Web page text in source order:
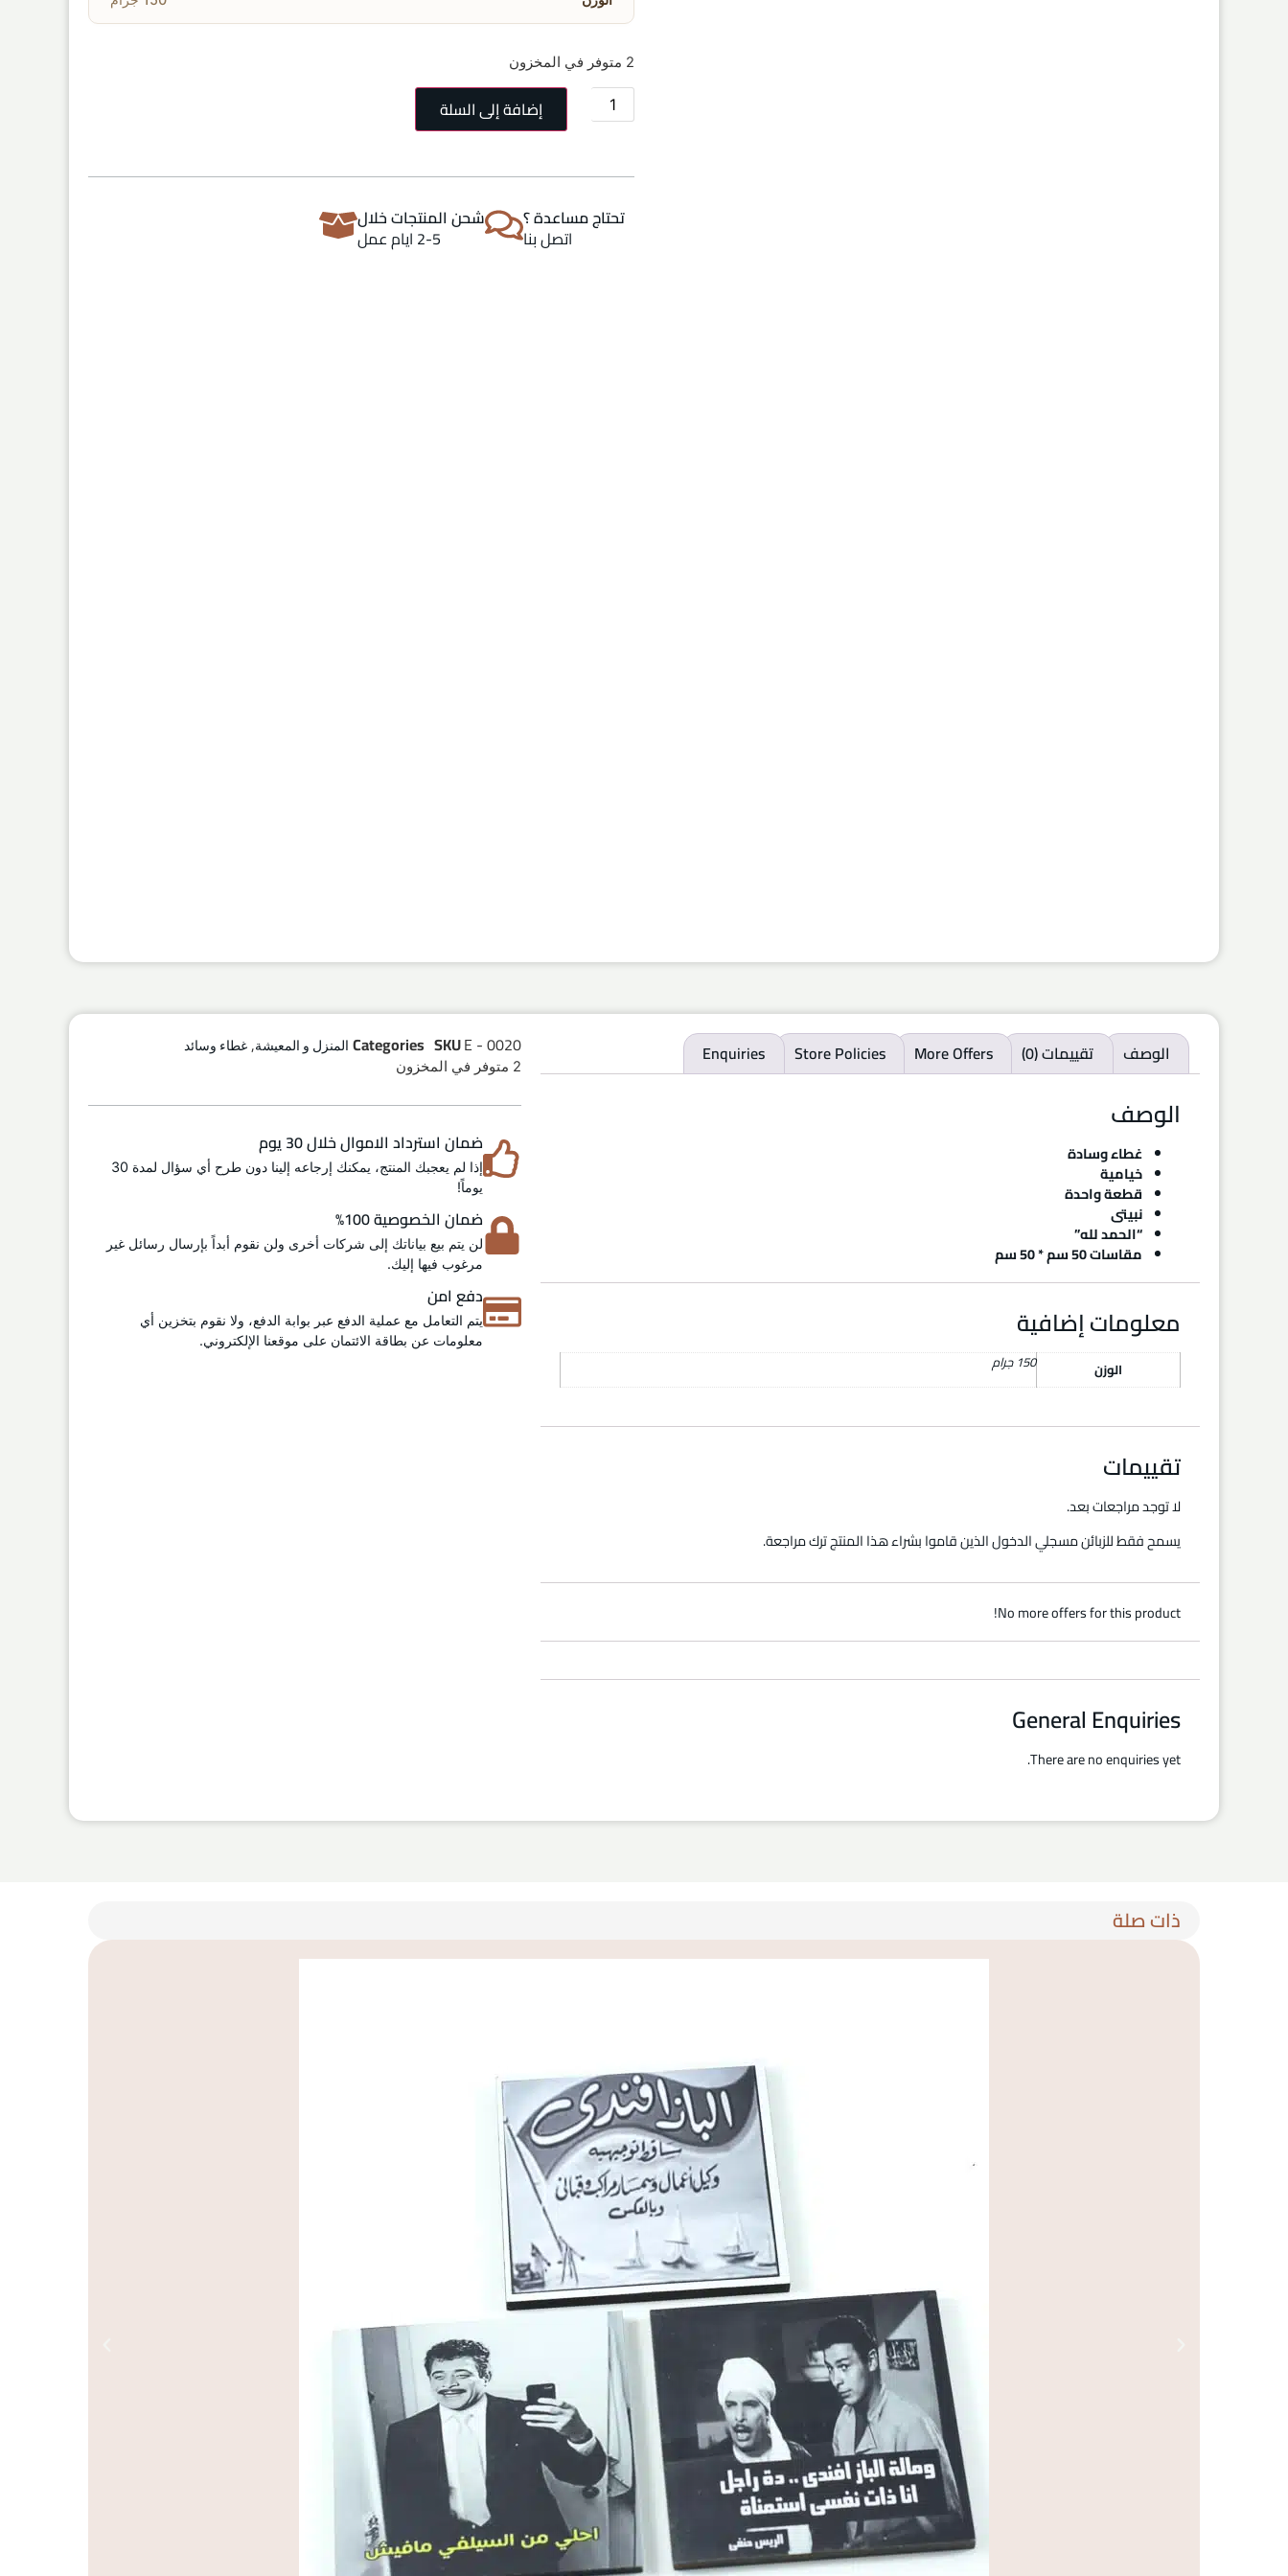
2 متوفر في المخزون
إضافة إلى السلة
تحتاج مساعدة ؟
اتصل بنا
شحن المنتجات خلال
2-5 ايام عمل
الوصف تقييمات (0) More Offers
Store Policies
Enquiries
الوصف
غطاء وسادة
خيامية
قطعة واحدة
نبيتى
“الحمد لله”
مقاسات 50 سم * 50 سم
معلومات إضافية
الوزن 150 جرام
تقييمات
لا توجد مراجعات بعد.
يسمح فقط للزبائن مسجلي الدخول الذين قاموا بشراء هذا المنتج ترك مراجعة.
No more offers for this product!
General Enquiries
There are no enquiries yet.
SKUE - 0020
Categories المنزل و المعيشة, غطاء وسائد
2 متوفر في المخزون
ضمان استرداد الاموال خلال 30 يوم
إذا لم يعجبك المنتج، يمكنك إرجاعه إلينا دون طرح أي سؤال لمدة 30
يوماً!
ضمان الخصوصية 100%
لن يتم بيع بياناتك إلى شركات أخرى ولن نقوم أبداً بإرسال رسائل غير
مرغوب فيها إليك.
دفع امن
يتم التعامل مع عملية الدفع عبر بوابة الدفع، ولا نقوم بتخزين أي
معلومات عن بطاقة الائتمان على موقعنا الإلكتروني.
ذات صلة